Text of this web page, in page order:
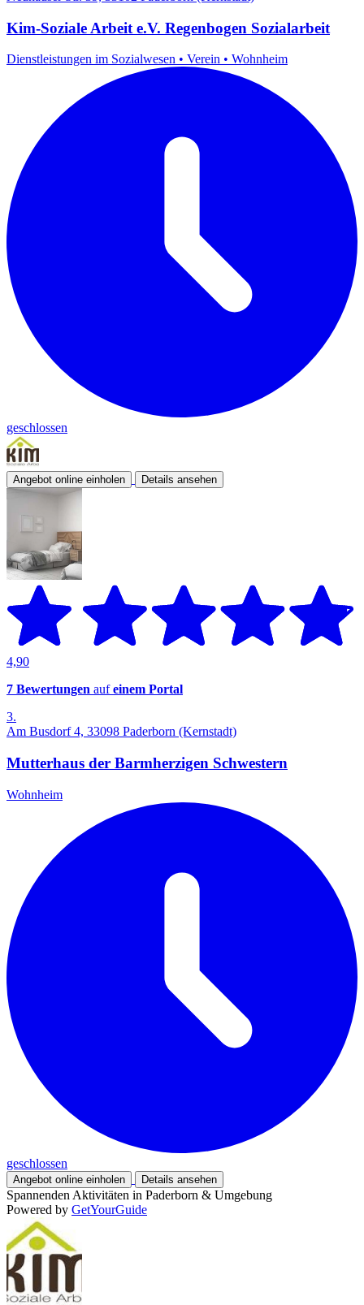
Kim-Soziale Arbeit e.V. Regenbogen Sozialarbeit
Dienstleistungen im Sozialwesen • Verein • Wohnheim
geschlossen
Angebot online einholen Details ansehen
4,90
7 Bewertungen aufeinem Portal
3.
Am Busdorf 4, 33098 Paderborn (Kernstadt)
Mutterhaus der Barmherzigen Schwestern
Wohnheim
geschlossen
Angebot online einholen Details ansehen
Spannenden Aktivitäten in Paderborn & Umgebung
Powered by GetYourGuide